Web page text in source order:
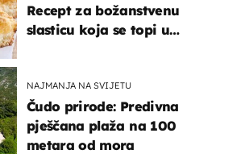
Recept za božanstvenu
slasticu koja se topi u
NAJMANJA NA SVIJETU
Čudo prirode: Predivna
pješčana plaža na 100
metara od mora